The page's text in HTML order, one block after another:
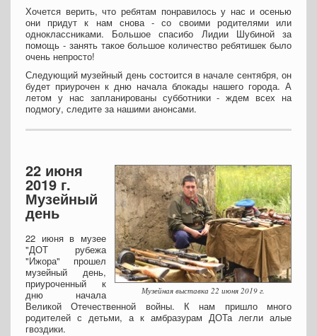
Хочется верить, что ребятам понравилось у нас и осенью
они придут к нам снова - со своими родителями или
одноклассниками. Большое спасибо Лидии Шубиной за
помощь - занять такое большое количество ребятишек было
очень непросто!
Следующий музейный день состоится в начале сентября, он
будет приурочен к дню начала блокады нашего города. А
летом у нас запланированы субботники - ждем всех на
подмогу, следите за нашими анонсами.
Музейная выставка 22 июня 2019 г.
22 июня
2019 г.
Музейный
день
22 июня в музее
"ДОТ рубежа
"Ижора" прошел
музейный день,
приуроченный к
дню начала
Великой Отечественной войны. К нам пришло много
родителей с детьми, а к амбразурам ДОТа легли алые
гвоздики.